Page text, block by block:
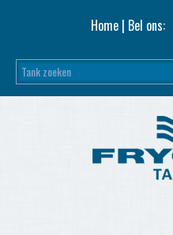
Home| Bel ons: